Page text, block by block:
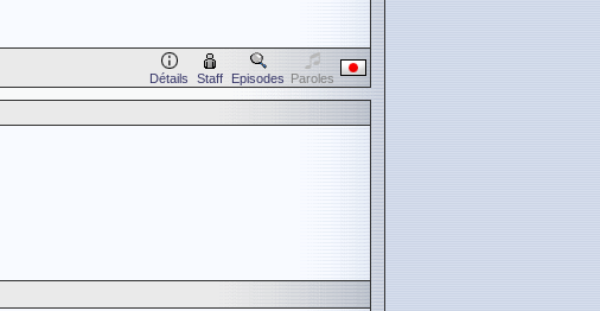
Détails Staff Episodes Paroles